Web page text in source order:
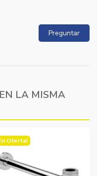
Preguntar
LA MISMA
Oferta!